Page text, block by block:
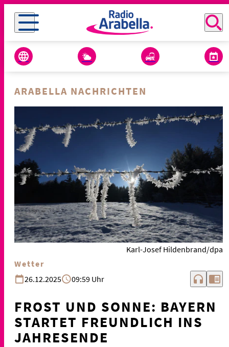
ARABELLA NACHRICHTEN
Karl-Josef Hildenbrand/dpa
Wetter
26.12.2025
09:59 Uhr headphones chrome_reader_mode
FROST UND SONNE: BAYERN
STARTET FREUNDLICH INS
JAHRESENDE